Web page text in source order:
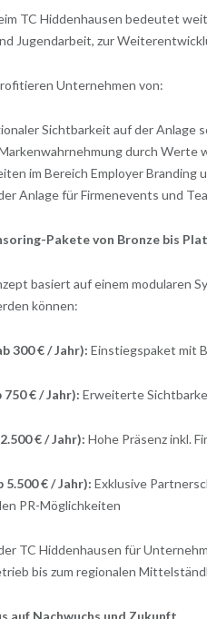
TC Hiddenhausen bedeutet
Jugendarbeit, zur
Unternehmen von:
Sichtbarkeit auf der Anlage
durch Werte
im Bereich Employer
Anlage für Firmenevents und
Pakete von Bronze bis
basiert auf einem modularen
können:
300 € / Jahr): Einstiegspaket mit
750 € / Jahr): Erweiterte
€ / Jahr): Hohe Präsenz inkl.
5.500 € / Jahr): Exklusive
PR-Möglichkeiten
TC Hiddenhausen für
bis zum regionalen